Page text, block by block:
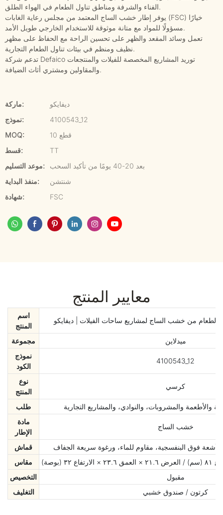
الفناء والشرفة ومناطق تناول الطعام في الهواء الطلق.
يوفر إطار خشب الساج المعتمد من مجلس رعاية الغابات (FSC) خيارًا
مسؤولًا للمواد مع متانة موثوقة للاستخدام الخارجي طويل الأمد.
تعمل وسائد المقعد والظهر على تحسين الراحة مع الحفاظ على مظهر
نظيف ومنظم في بيئات تناول الطعام التجارية.
تدعم شركة Defaico توريد المشاريع المخصصة للفيلات والمنتجعات
والمقاولين ومشتري أثاث الضيافة.
ماركة:
ديفايكو
نموذج:
4100543_12
MOQ:
10 قطع
قسط:
TT
موعد التسليم:
بعد 20-40 يومًا من تأكيد السحب
منفذ البداية:
شنتشن
شهادة:
FSC
معايير المنتج
اسم
المنتج
من خشب الساج لمشاريع ساحات الفيلات | ديفايكو
مجموعة
ميدلاين
نموذج
الكود
4100543_12
نوع
المنتج
كرسي
طلب
والأطعمة والمشروبات، والنوادي، والمشاريع التجارية
مادة
الإطار
خشب الساج
قماش
فوق البنفسجية، مقاوم للماء، ورغوة سريعة الجفاف
مقاس
التخصيص
مقبول
التغليف
كرتون / صندوق خشبي